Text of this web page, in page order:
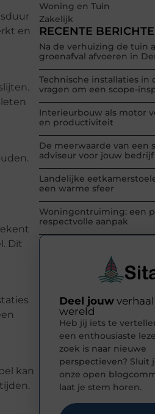
en
Dit
kan
Woning en Tuin
Zakelijk
RECENTE
Na de verhuizing de tuin
groenafval afvoeren in
Technische installaties in
vragen om een scope-
Interieurbouw als motor
en productiviteit
De meerwaarde van een
adviseur voor jouw bedrijf
Landelijke
een warme sfeer
Woningontruiming: een
respectvolle aanpak
Deel jouw
wereld
Heb jij iets te
een enthousiaste
zoek is naar nieuwe
perspectieven? Sluit
onze open
laat je stem horen.